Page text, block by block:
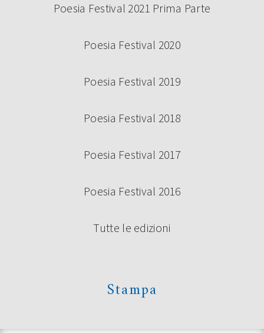
Poesia Festival 2021 Prima Parte
Poesia Festival 2020
Poesia Festival 2019
Poesia Festival 2018
Poesia Festival 2017
Poesia Festival 2016
Tutte le edizioni
Stampa